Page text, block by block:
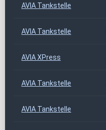
AVIA Tankstelle
AVIA Tankstelle
AVIA XPress
AVIA Tankstelle
AVIA Tankstelle